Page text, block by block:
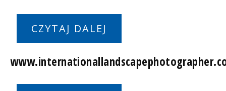
CZYTAJ DALEJ